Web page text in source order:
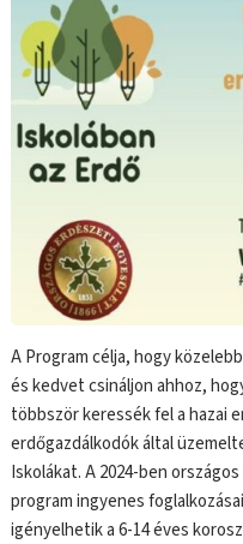
A Program célja, hogy
és kedvet csináljon ahhoz,
többször keressék fel a hazai
erdőgazdálkodók által
Iskolákat. A 2024-ben
program ingyenes
igényelhetik a 6-14 éves